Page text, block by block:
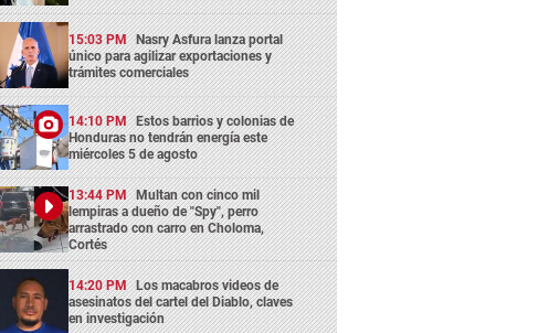
15:03 PM Nasry Asfura lanza portal
único para agilizar exportaciones y
trámites comerciales
14:10 PM Estos barrios y colonias de
Honduras no tendrán energía este
miércoles 5 de agosto
13:44 PM Multan con cinco mil
lempiras a dueño de "Spy", perro
arrastrado con carro en Choloma,
Cortés
14:20 PM Los macabros videos de
asesinatos del cartel del Diablo, claves
en investigación